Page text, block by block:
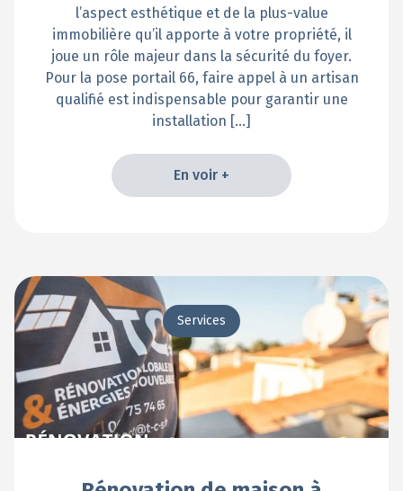
l’aspect esthétique et de la plus-value
immobilière qu’il apporte à votre propriété, il
joue un rôle majeur dans la sécurité du foyer.
Pour la pose portail 66, faire appel à un artisan
qualifié est indispensable pour garantir une
installation […]
En voir +
Services